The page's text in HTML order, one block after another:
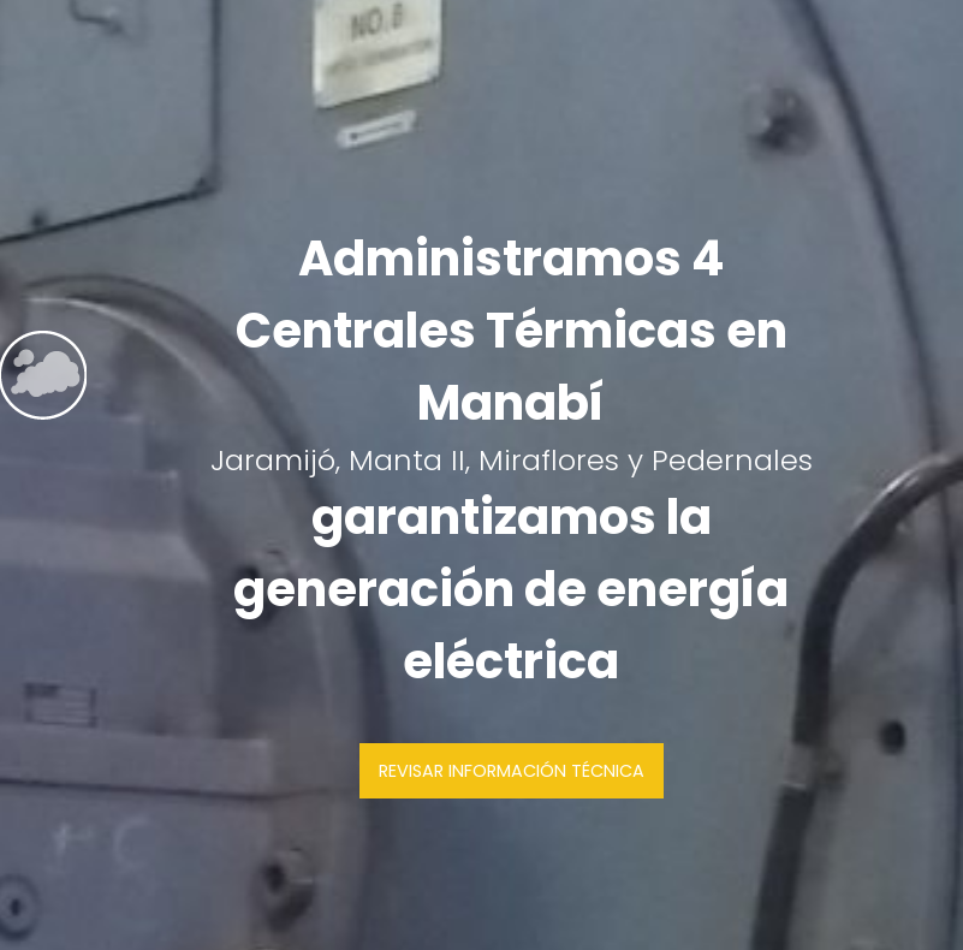
Administramos 4
Centrales Térmicas en
Manabí
Jaramijó, Manta II, Miraflores y Pedernales
garantizamos la
generación de energía
eléctrica
REVISAR INFORMACIÓN TÉCNICA